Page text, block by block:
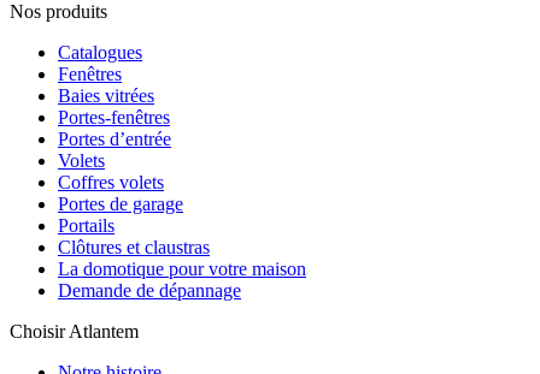
Nos produits
Catalogues
Fenêtres
Baies vitrées
Portes-fenêtres
Portes d’entrée
Volets
Coffres volets
Portes de garage
Portails
Clôtures et claustras
La domotique pour votre maison
Demande de dépannage
Choisir Atlantem